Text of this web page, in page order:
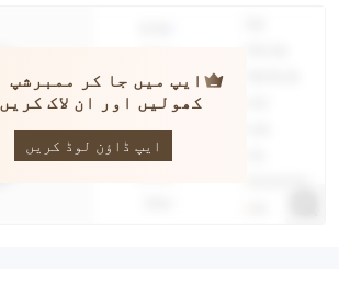
ایپ میں جا کر ممبرشپ
کھولیں اور ان لاک کریں
ایپ ڈاؤن لوڈ کریں
GO4REX